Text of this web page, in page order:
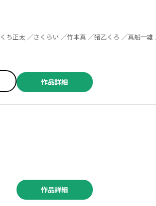
作品詳細
作品詳細